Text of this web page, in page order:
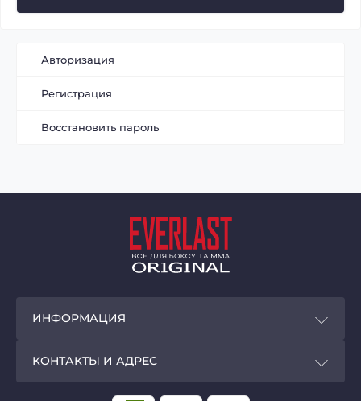
Авторизация
Регистрация
Восстановить пароль
ИНФОРМАЦИЯ
КОНТАКТЫ И АДРЕС